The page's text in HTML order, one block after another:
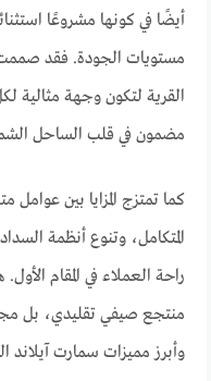
أيضًا في كونها مشروعًا
القرية لتكون وجهة
مضمون في قلب الساحل
كما تمتزج المزايا بين
المتكامل، وتنوع أنظمة
راحة العملاء في المقام
منتجع صيفي تقليدي، بل
وأبرز مميزات سمارت آيلاند